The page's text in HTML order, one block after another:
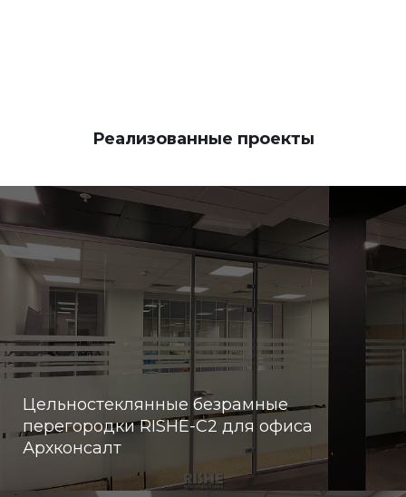
Реализованные проекты
Цельностеклянные безрамные
перегородки RISHE-С2 для офиса
Архконсалт